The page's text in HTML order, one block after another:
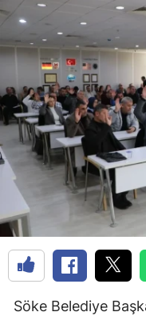
Söke Belediye